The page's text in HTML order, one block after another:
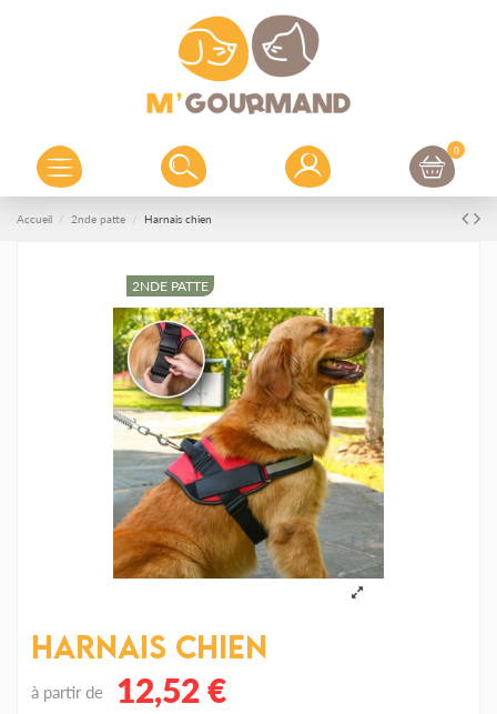
0
Accueil 2nde patte Harnais chien
2NDE PATTE
Harnais chien
à partir de 12,52 €